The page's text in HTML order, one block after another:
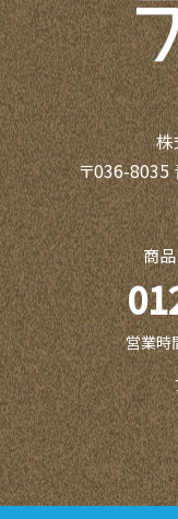
株
〒036-8035
商
営業時